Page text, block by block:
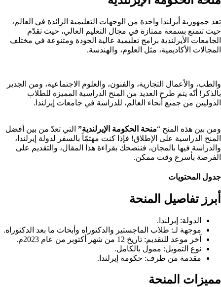
تعد جمهورية أيرلندا واحدة من الوجهات التعليمية الرائدة في العالم،
حيث تتمتع بسمعة ممتازة في مجال التعليم العالي، حيث تقدّم
الجامعات الأيرلندية برامج تعليمية عالية الجودة ومتنوعة في مختلف
المجالات الأكاديمية، مثل العلوم، والهندسة.
والطب، والأعمال التجارية، والفنون، والعلوم الاجتماعية، ومن الجدير
بالذكر! أنّه يتم طرح العديد من المنح الدراسية المميزة للطلاب
الدوليين من جميع أنحاء العالم، للدراسة في جامعات إيرلندا.
ومن بين هذه المنح “منحة الحكومة الإيرلندية” التي تعدّ من بين أفضل
المنح الدراسية على الإطلاق! فإذا كنت مهتمّاً بالسفر لدولة إيرلندا،
والدراسة فيها بالمجان، فننصحك بقراءة هذا المقال، والتقديم على
الفرصة بأسرع وقت ممكن.
جدول المحتويات
أبرز تفاصيل المنحة
الدولة: إيرلندا.
موجهة لـ: طلاب الماجستير والدكتوراه وأبحاث ما بعد الدكتوراه.
آخر موعد للتقديم: تاريخ 12 من شهر أكتوبر من عام 2023م.
نوع التمويل: ممول بالكامل.
مقدمة من طرف: حكومة إيرلندا.
مميزات المنحة